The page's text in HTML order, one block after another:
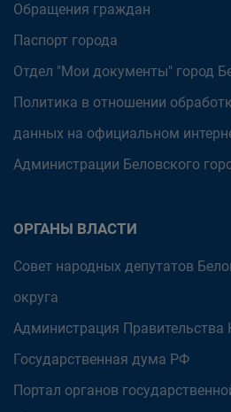
Обращения граждан
Паспорт города
Отдел "Мои документы" город
Политика в отношении
данных на официальном
Администрации Беловского
ОРГАНЫ ВЛАСТИ
Совет народных депутатов
округа
Администрация Правительства
Государственная дума РФ
Портал органов